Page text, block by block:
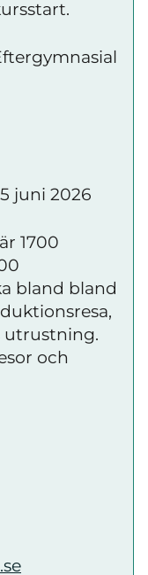
juni 2026
1700
bland bland
utrustning.
och